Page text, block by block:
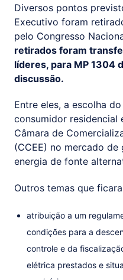
Diversos pontos
Executivo foram
pelo Congresso
retirados foram
líderes, para MP 1304
discussão.
Entre eles, a escolha
consumidor residencial
Câmara de
(CCEE) no mercado
energia de fonte
Outros temas que
atribuição a um
condições para a
controle e da
elétrica prestados e